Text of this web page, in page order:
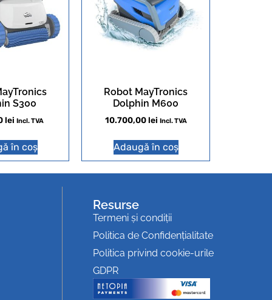
S300
lei Incl. TVA
în coș
Robot MayTronics
Dolphin M600
10.700,00lei Incl. TVA
Adaugă în coș
Resurse
Termeni și condiții
Politica de Confidențialitate
Politica privind cookie-urile
GDPR